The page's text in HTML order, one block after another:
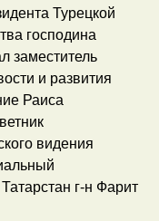
Турецкой
господина
заместитель
и развития
Раиса
видения
г-н Фарит